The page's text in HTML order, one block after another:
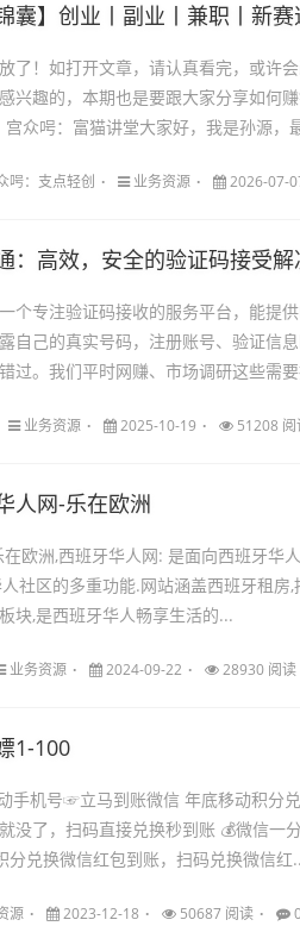
囊】创业丨副业丨兼职丨新赛道
了！如打开文章，请认真看完，或许
兴趣的，本期也是要跟大家分享如何赚
众呺：富猫讲堂大家好，我是孙源，
呺：支点轻创 业务资源 2026-07-
：高效，安全的验证码接受解
个专注验证码接收的服务平台，能提
自己的真实号码，注册账号、验证信
过。我们平时网赚、市场调研这些需
业务资源 2025-10-19 51208 阅
人网-乐在欧洲
欧洲,西班牙华人网: 是面向西班牙华
社区的多重功能.网站涵盖西班牙租房
块,是西班牙华人畅享生活的...
业务资源 2024-09-22 28930 阅读
1-100
手机号☞立马到账微信 年底移动积分
没了，扫码直接兑换秒到账 💰微信一
分兑换微信红包到账，扫码兑换微信红
源 2023-12-18 50687 阅读